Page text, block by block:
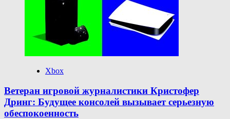
Xbox
Ветеран игровой журналистики Кристофер
Дринг: Будущее консолей вызывает серьезную
обеспокоенность